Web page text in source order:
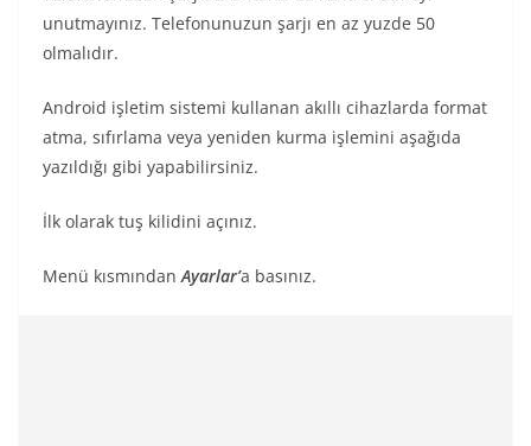
unutmayınız. Telefonunuzun şarjı en az yuzde 50
olmalıdır.
Android işletim sistemi kullanan akıllı cihazlarda format
atma, sıfırlama veya yeniden kurma işlemini aşağıda
yazıldığı gibi yapabilirsiniz.
İlk olarak tuş kilidini açınız.
Menü kısmındanAyarlar’a basınız.